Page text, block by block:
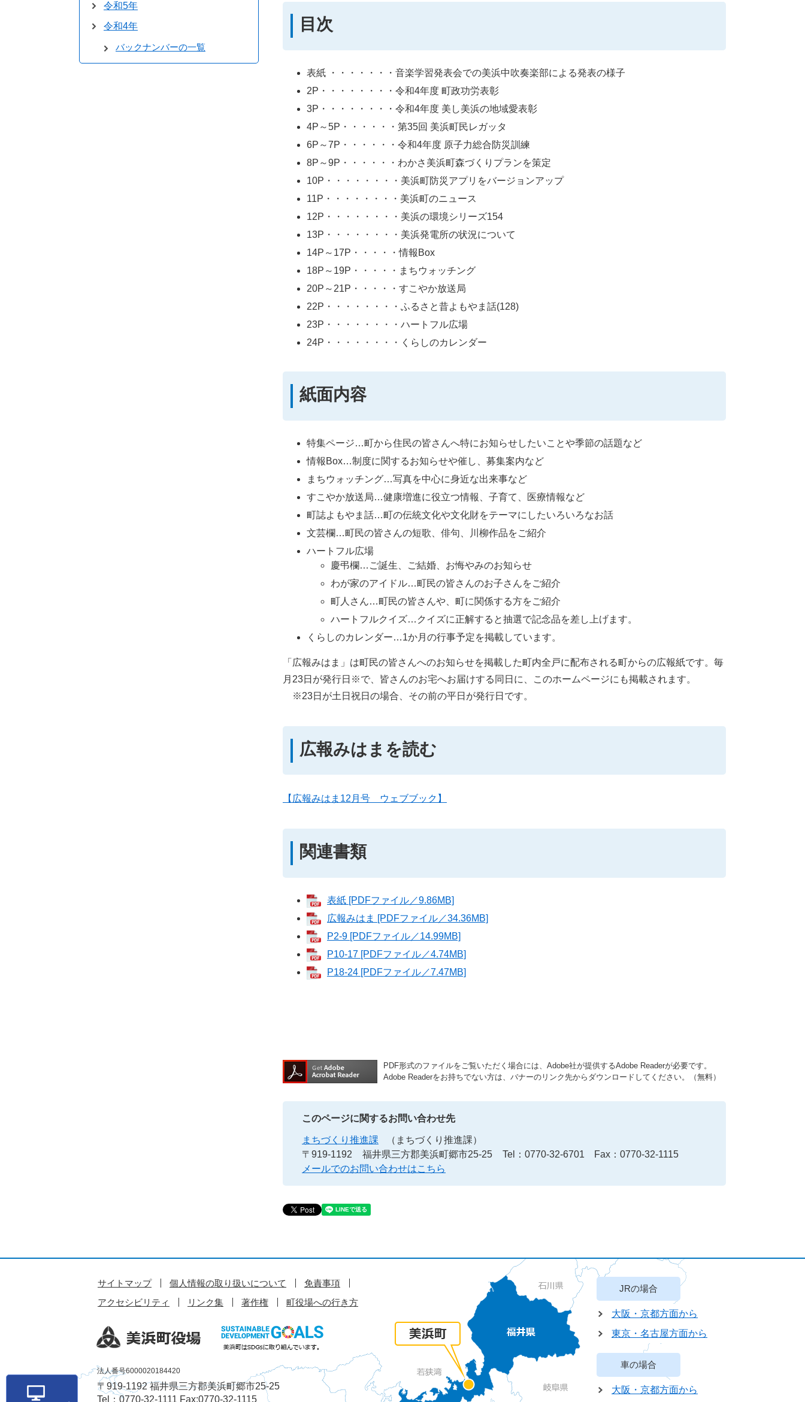
目次
表紙 ・・・・・・・音楽学習発表会での美浜中吹奏楽部による発表の様子
2P・・・・・・・・令和4年度 町政功労表彰
3P・・・・・・・・令和4年度 美し美浜の地域愛表彰
4P～5P・・・・・・第35回 美浜町民レガッタ
6P～7P・・・・・・令和4年度 原子力総合防災訓練
8P～9P・・・・・・わかさ美浜町森づくりプランを策定
10P・・・・・・・・美浜町防災アプリをバージョンアップ
11P・・・・・・・・美浜町のニュース
12P・・・・・・・・美浜の環境シリーズ154
13P・・・・・・・・美浜発電所の状況について
14P～17P・・・・・情報Box
18P～19P・・・・・まちウォッチング
20P～21P・・・・・すこやか放送局
22P・・・・・・・・ふるさと昔よもやま話(128)
23P・・・・・・・・ハートフル広場
24P・・・・・・・・くらしのカレンダー
紙面内容
特集ページ…町から住民の皆さんへ特にお知らせしたいことや季節の話題など
情報Box…制度に関するお知らせや催し、募集案内など
まちウォッチング…写真を中心に身近な出来事など
すこやか放送局…健康増進に役立つ情報、子育て、医療情報など
町誌よもやま話…町の伝統文化や文化財をテーマにしたいろいろなお話
文芸欄…町民の皆さんの短歌、俳句、川柳作品をご紹介
ハートフル広場
慶弔欄…ご誕生、ご結婚、お悔やみのお知らせ
わが家のアイドル…町民の皆さんのお子さんをご紹介
町人さん…町民の皆さんや、町に関係する方をご紹介
ハートフルクイズ…クイズに正解すると抽選で記念品を差し上げます。
くらしのカレンダー…1か月の行事予定を掲載しています。
「広報みはま」は町民の皆さんへのお知らせを掲載した町内全戸に配布される町からの広報紙です。毎
月23日が発行日※で、皆さんのお宅へお届けする同日に、このホームページにも掲載されます。
※23日が土日祝日の場合、その前の平日が発行日です。
広報みはまを読む
【広報みはま12月号 ウェブブック】
関連書類
表紙 [PDFファイル／9.86MB]
広報みはま [PDFファイル／34.36MB]
P2-9 [PDFファイル／14.99MB]
P10-17 [PDFファイル／4.74MB]
P18-24 [PDFファイル／7.47MB]
PDF形式のファイルをご覧いただく場合には、Adobe社が提供するAdobe Readerが必要です。
Adobe Readerをお持ちでない方は、バナーのリンク先からダウンロードしてください。（無料）
このページに関するお問い合わせ先
まちづくり推進課
（まちづくり推進課）
〒919-1192
福井県三方郡美浜町郷市25-25 Tel：0770-32-6701
Fax：0770-32-1115
メールでのお問い合わせはこちら
令和5年
令和4年
バックナンバーの一覧
サイトマップ 個人情報の取り扱いについて
免責事項
アクセシビリティ
リンク集 著作権 町役場への行き方
法人番号6000020184420
〒919-1192 福井県三方郡美浜町郷市25-25
Tel：0770-32-1111 Fax:0770-32-1115
JRの場合
大阪・京都方面から
東京・名古屋方面から
車の場合
大阪・京都方面から